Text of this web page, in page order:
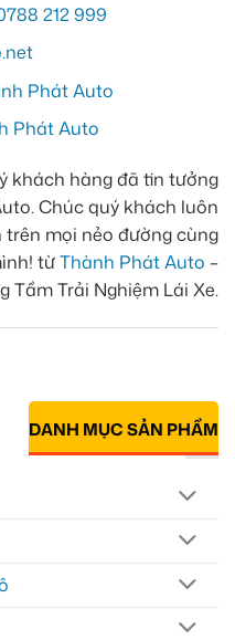
212 999
Phát Auto
Phát Auto
khách hàng đã tin tưởng
Chúc quý khách luôn
mọi nẻo đường cùng
từThành Phát Auto –
Tầm Trải Nghiệm Lái Xe.
DANH MỤC SẢN PHẨM